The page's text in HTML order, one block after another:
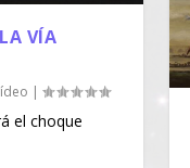
VÍA
|
el choque